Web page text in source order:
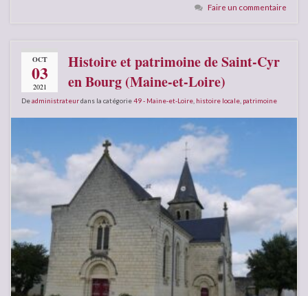
Faire un commentaire
OCT
03
2021
Histoire et patrimoine de Saint-Cyr
en Bourg (Maine-et-Loire)
Deadministrateurdans la catégorie49 - Maine-et-Loire histoire locale patrimoine